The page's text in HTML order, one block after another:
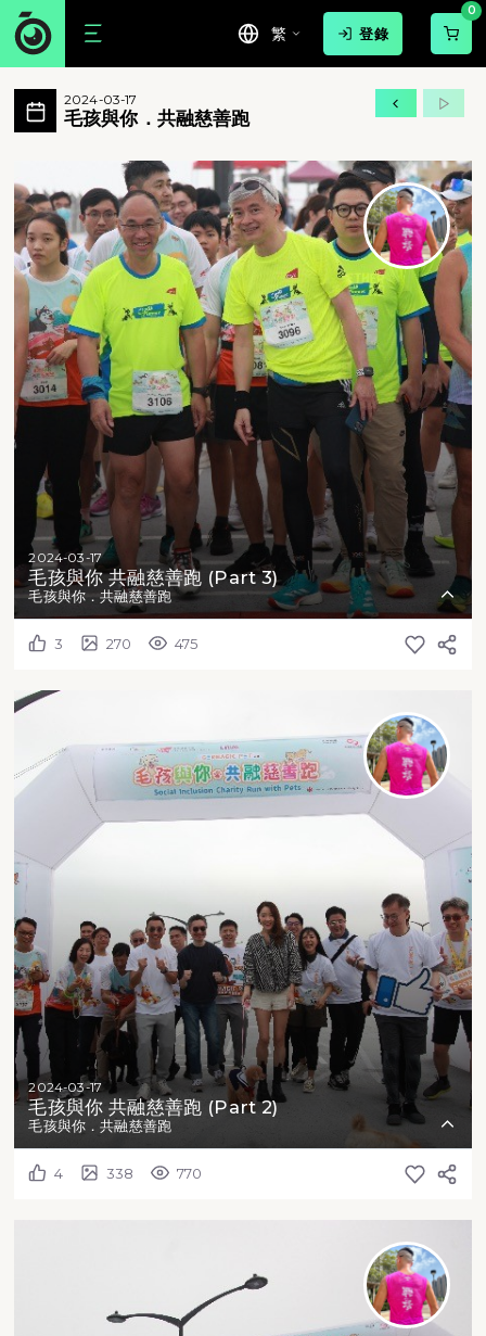
繁 登錄
0
毛孩與你．共融慈善跑 活動相簿
香港傷健共融網絡自 2011 年起，致力共建
毛孩與你．共融慈善跑 - 香港傷健共融網絡自
2024-03-17
毛孩與你．共融慈善跑
2024-03-17
毛孩與你 共融慈善跑 (Part 3)
毛孩與你．共融慈善跑
3 270 475
2024-03-17
毛孩與你 共融慈善跑 (Part 2)
毛孩與你．共融慈善跑
4 338 770